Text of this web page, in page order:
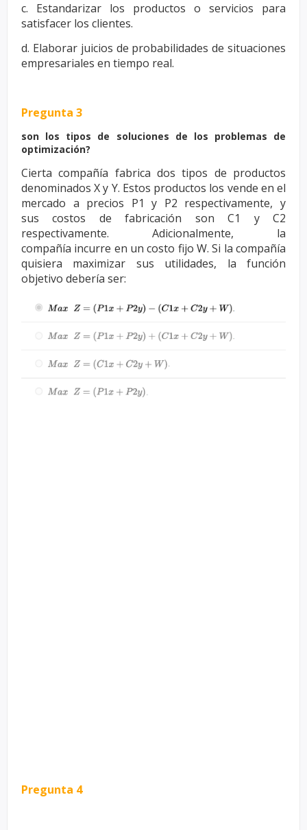
c. Estandarizar los productos o servicios para
satisfacer los clientes.
d. Elaborar juicios de probabilidades de situaciones
empresariales en tiempo real.
Pregunta 3
son los tipos de soluciones de los problemas de
optimización?
Cierta compañía fabrica dos tipos de productos
denominados X y Y. Estos productos los vende en el
mercado a precios P1 y P2 respectivamente, y
suscostos de fabricación son C1 y C2
respectivamente. Adicionalmente, la
compañía incurre en un costo fijo W. Si la compañía
quisiera maximizar sus utilidades, la función
objetivo debería ser:
Pregunta 4